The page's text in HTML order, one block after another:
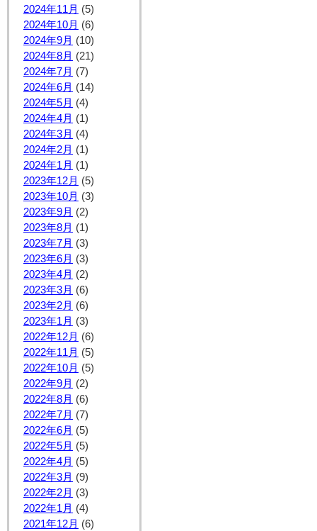
2024年11月 (5)
2024年10月 (6)
2024年9月 (10)
2024年8月 (21)
2024年7月 (7)
2024年6月 (14)
2024年5月 (4)
2024年4月 (1)
2024年3月 (4)
2024年2月 (1)
2024年1月 (1)
2023年12月 (5)
2023年10月 (3)
2023年9月 (2)
2023年8月 (1)
2023年7月 (3)
2023年6月 (3)
2023年4月 (2)
2023年3月 (6)
2023年2月 (6)
2023年1月 (3)
2022年12月 (6)
2022年11月 (5)
2022年10月 (5)
2022年9月 (2)
2022年8月 (6)
2022年7月 (7)
2022年6月 (5)
2022年5月 (5)
2022年4月 (5)
2022年3月 (9)
2022年2月 (3)
2022年1月 (4)
2021年12月 (6)